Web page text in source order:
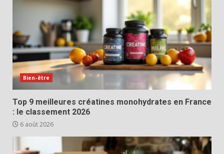
Bien-être
Top 9 meilleures créatines monohydrates en France
: le classement 2026
6 août 2026